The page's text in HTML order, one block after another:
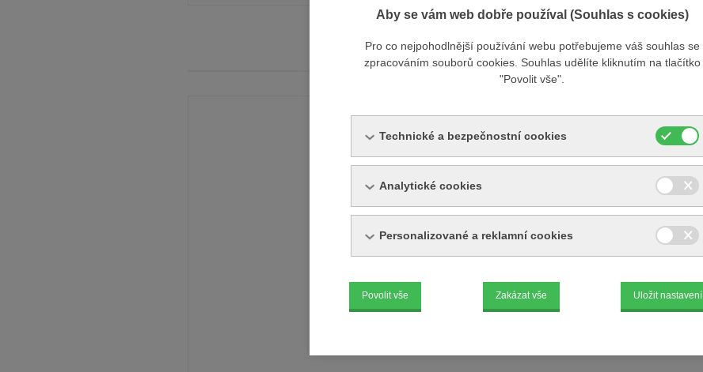
Aby se vám web dobře používal (Souhlas s cookies)
Pro co nejpohodlnější používání webu potřebujeme váš souhlas se
zpracováním souborů cookies. Souhlas udělíte kliknutím na tlačítko
"Povolit vše".
Technické a bezpečnostní cookies
Analytické cookies
Personalizované a reklamní cookies
Povolit vše Zakázat vše Uložit nastavení